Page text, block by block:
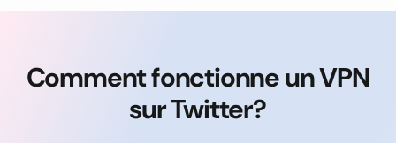
Comment fonctionne un VPN
sur Twitter?